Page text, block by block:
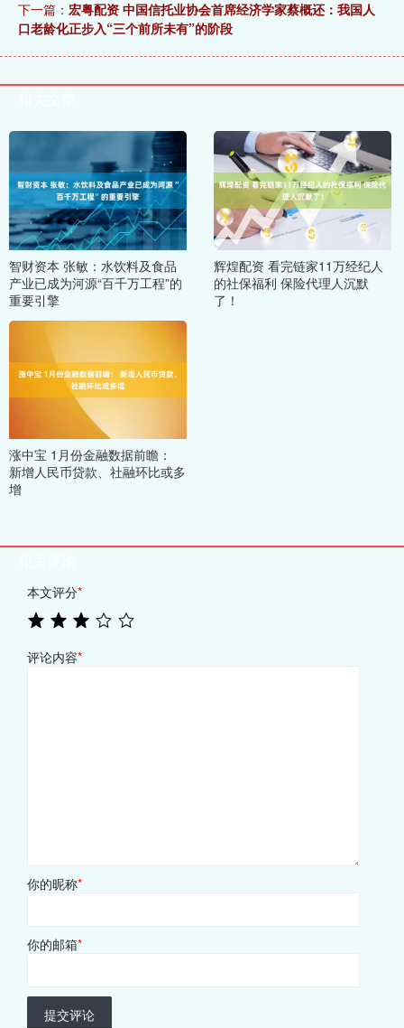
下一篇： 宏粤配资 中国信托业协会首席经济学家蔡概还：我国人
口老龄化正步入“三个前所未有”的阶段
智财资本 张敏：水饮料及食品
产业已成为河源“百千万工程”的
重要引擎
辉煌配资 看完链家11万经纪人
的社保福利 保险代理人沉默
了！
涨中宝 1月份金融数据前瞻：
新增人民币贷款、社融环比或多
增
本文评分*
评论内容*
你的昵称*
你的邮箱*
提交评论